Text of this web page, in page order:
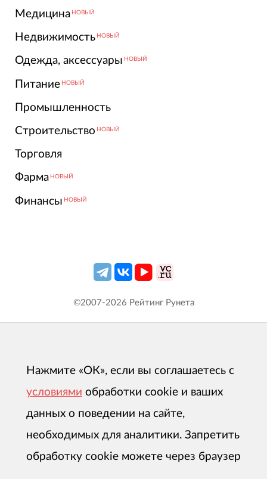
Медицина НОВЫЙ
Недвижимость НОВЫЙ
Одежда, аксессуары НОВЫЙ
Питание НОВЫЙ
Промышленность
Строительство НОВЫЙ
Торговля
Фарма НОВЫЙ
Финансы НОВЫЙ
©2007-2026 Рейтинг Рунета
Нажмите «ОК», если вы соглашаетесь с
условиями обработки cookie и ваших
данных о поведении на сайте,
необходимых для аналитики. Запретить
обработку cookie можете через браузер